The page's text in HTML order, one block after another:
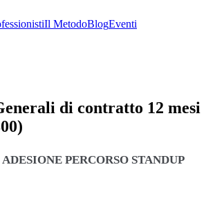
Il MetodoBlogEventi
di contratto 12 mesi
PERCORSO STANDUP